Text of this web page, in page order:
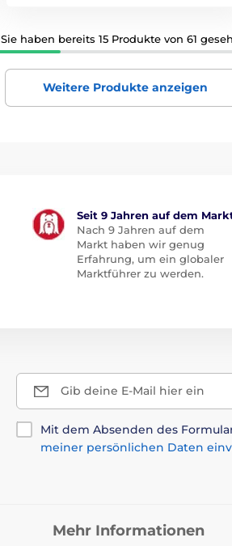
Sie haben bereits 15 Produkte von 61
Weitere Produkte anzeigen
Seit 9 Jahren auf dem
Nach 9 Jahren auf dem
Markt haben wir genug
Erfahrung, um ein globaler
Marktführer zu werden.
Gib deine E-Mail hier ein
Mit dem Absenden des
meiner persönlichen Daten
Mehr Informationen